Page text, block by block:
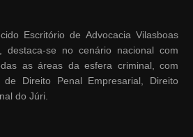
Escritório de Advocacia Vilasboas
destaca-se no cenário nacional com
as áreas da esfera criminal, com
Direito Penal Empresarial, Direito
do Júri.